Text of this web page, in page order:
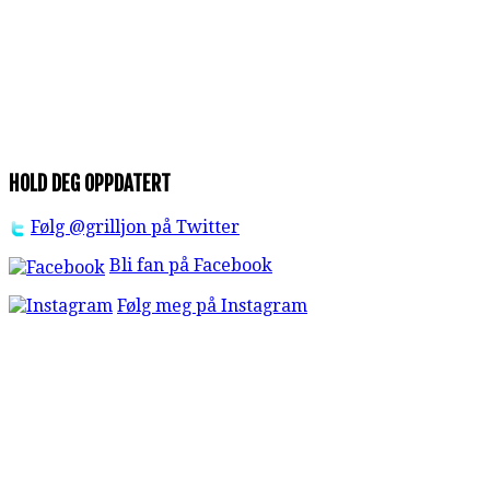
HOLD DEG OPPDATERT
Følg @grilljon på Twitter
Bli fan på Facebook
Følg meg på Instagram